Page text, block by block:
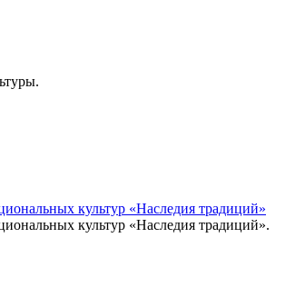
культур «Наследия традиций»
культур «Наследия традиций».​